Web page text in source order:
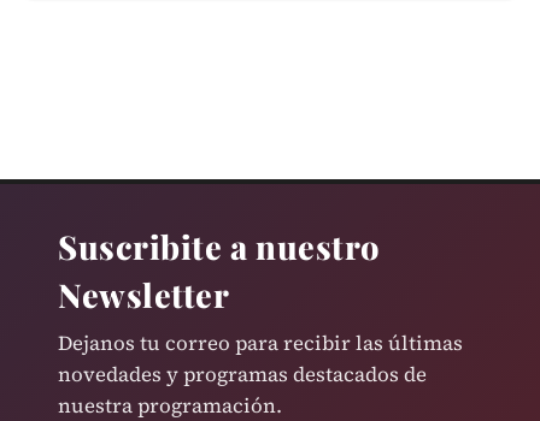
Suscribite a nuestro
Newsletter
Dejanos tu correo para recibir las últimas
novedades y programas destacados de
nuestra programación.